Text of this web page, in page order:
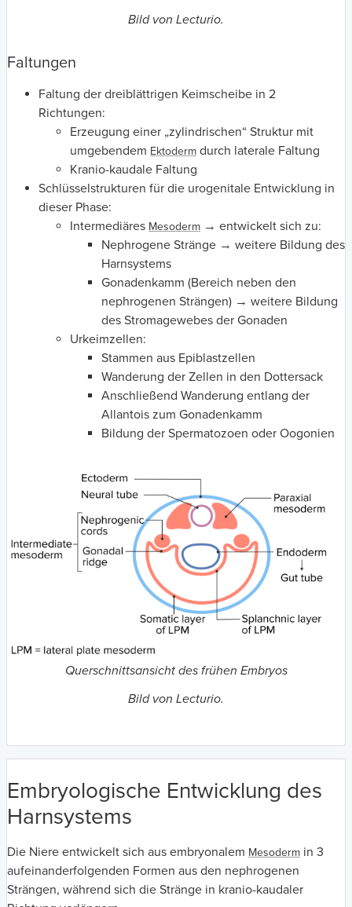
Bild von Lecturio.
Faltungen
Faltung der dreiblättrigen Keimscheibe in 2
Richtungen:
Erzeugung einer „zylindrischen“ Struktur mit
umgebendem Ektoderm durch laterale Faltung
Kranio-kaudale Faltung
Schlüsselstrukturen für die urogenitale Entwicklung in
dieser Phase:
Intermediäres Mesoderm → entwickelt sich zu:
Nephrogene Stränge → weitere Bildung des
Harnsystems
Gonadenkamm (Bereich neben den
nephrogenen Strängen) → weitere Bildung
des Stromagewebes der Gonaden
Urkeimzellen:
Stammen aus Epiblastzellen
Wanderung der Zellen in den Dottersack
Anschließend Wanderung entlang der
Allantois zum Gonadenkamm
Bildung der Spermatozoen oder Oogonien
Querschnittsansicht des frühen Embryos
Bild von Lecturio.
Embryologische Entwicklung des
Harnsystems
Die Niere entwickelt sich aus embryonalem Mesoderm in 3
aufeinanderfolgenden Formen aus den nephrogenen
Strängen, während sich die Stränge in kranio-kaudaler